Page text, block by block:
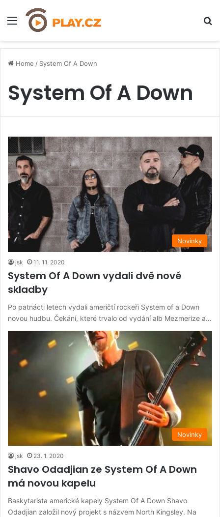
Menu
Home / System Of A Down
System Of A Down
Novinky
jsk 11. 11. 2020
System Of A Down vydali dvě nové
skladby
Po patnácti letech vydali američtí rockeři System of a Down
novou hudbu. Čekání, které trvalo od vydání alb Mezmerize a…
Novinky
jsk 23. 1. 2020
Shavo Odadjian ze System Of A Down
má novou kapelu
Baskytarista americké kapely System Of A Down Shavo
Odadjian založil nový projekt s názvem North Kingsley. Na